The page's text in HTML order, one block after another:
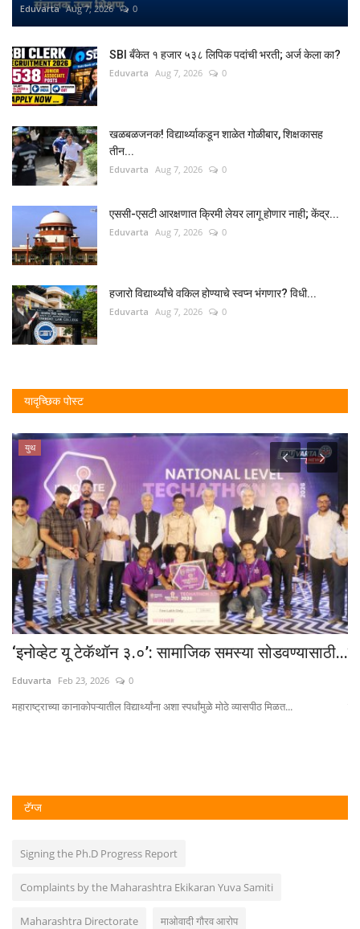
Eduvarta Aug 7, 2026 0
SBI बँकेत १ हजार ५३८ लिपिक पदांची भरती; अर्ज केला का?
Eduvarta Aug 7, 2026 0
खळबळजनक! विद्यार्थ्याकडून शाळेत गोळीबार, शिक्षकासह
तीन...
Eduvarta Aug 7, 2026 0
एससी-एसटी आरक्षणात क्रिमी लेयर लागू होणार नाही; केंद्र...
Eduvarta Aug 7, 2026 0
हजारो विद्यार्थ्यांचे वकिल होण्याचे स्वप्न भंगणार? विधी...
Eduvarta Aug 7, 2026 0
यादृच्छिक पोस्ट
युथ
‘इनोव्हेट यू टेकॅथॉन ३.०’: सामाजिक समस्या सोडवण्यासाठी...
Eduvarta Feb 23, 2026 0
महाराष्ट्राच्या कानाकोपऱ्यातील विद्यार्थ्यांना अशा स्पर्धांमुळे मोठे व्यासपीठ मिळत...
टॅग्ज
Signing the Ph.D Progress Report
Complaints by the Maharashtra Ekikaran Yuva Samiti
Maharashtra Directorate माओवादी गौरव आरोप